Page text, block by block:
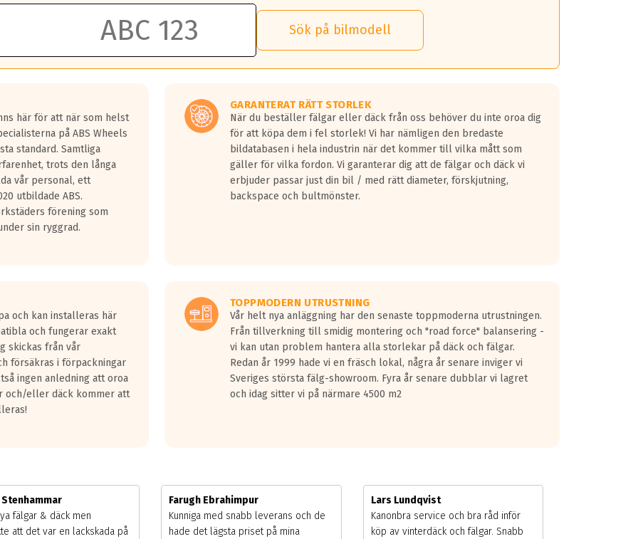
än ett klass G däck.
50 liter bränsle med ett klass A däck gentemot ett klass G däck.
vilken rutt du kör, samt vilken körstil du använder.
lastbilar.
på en väg där det ligger 0.5-1.5 mm vatten.
fyra billängder( ca 18meter) mellan däck med betyg A gentemot
överträffa motorljudet.
ett däck med vågar. Hög bullernivå markeras med svarta vågor
kraven som finns i dagsläget, men är inte längre tillåtna enligt nya
Sök på bilmodell
här för att när som helst
på ABS Wheels
standard. Samtliga
trots den långa
vår personal, ett
utbildade ABS.
förening som
sin ryggrad.
GARANTERAT RÄTT STORLEK
När du beställer fälgar eller däck från oss behöver du inte oroa dig
för att köpa dem i fel storlek! Vi har nämligen den bredaste
bildatabasen i hela industrin när det kommer till vilka mått som
gäller för vilka fordon. Vi garanterar dig att de fälgar och däck vi
erbjuder passar just din bil / med rätt diameter, förskjutning,
backspace och bultmönster.
och kan installeras här
och fungerar exakt
skickas från vår
försäkras i förpackningar
ingen anledning att oroa
och/eller däck kommer att
TOPPMODERN UTRUSTNING
Vår helt nya anläggning har den senaste toppmoderna utrustningen.
Från tillverkning till smidig montering och "road force" balansering -
vi kan utan problem hantera alla storlekar på däck och fälgar.
Redan år 1999 hade vi en fräsch lokal, några år senare inviger vi
Sveriges största fälg-showroom. Fyra år senare dubblar vi lagret
och idag sitter vi på närmare 4500 m2
Stenhammar
fälgar & däck men
att det var en lackskada på
Farugh Ebrahimpur
Kunniga med snabb leverans och de
hade det lägsta priset på mina
Lars Lundqvist
Kanonbra service och bra råd inför
köp av vinterdäck och fälgar. Snabb